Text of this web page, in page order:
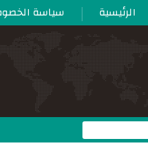
الرئيسية سياسة